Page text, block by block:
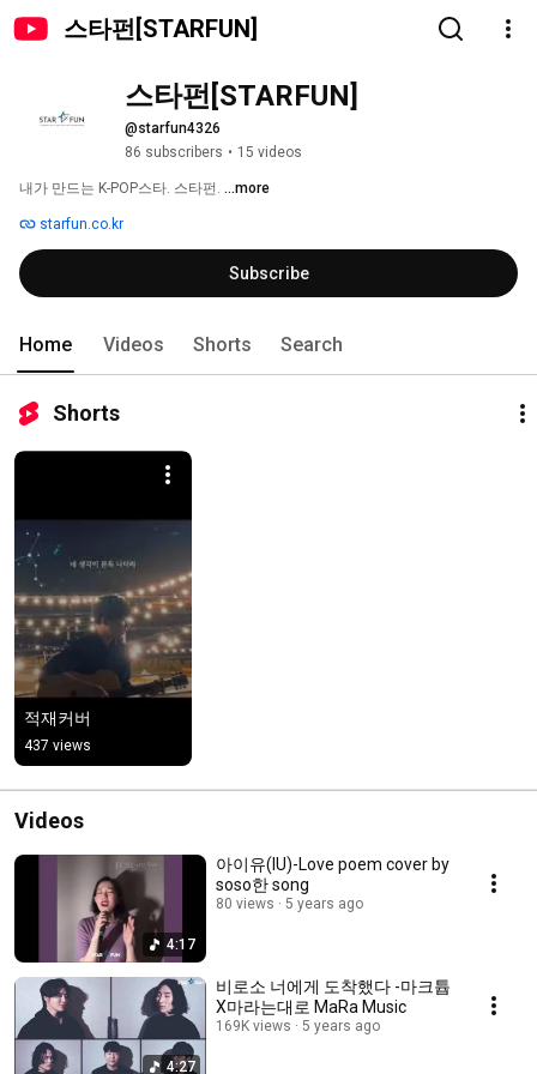
스타펀[STARFUN]
스타펀[STARFUN]
@starfun4326
86 subscribers • 15 videos
내가 만드는 K-POP스타. 스타펀. ...more
starfun.co.kr
Subscribe
Home Videos Shorts Search
Shorts
적재커버
437 views
Videos
4:17
아이유(IU)-Love poem cover by
soso한 song
80 views 5 years ago
4:27
비로소 너에게 도착했다 -마크튭
X마라는대로 MaRa Music
169K views 5 years ago